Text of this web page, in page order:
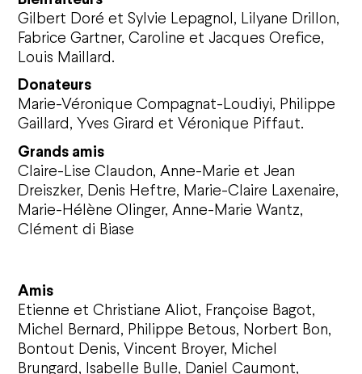
Gilbert Doré et Sylvie Lepagnol, Lilyane Drillon,
Fabrice Gartner, Caroline et Jacques Orefice,
Louis Maillard.
Donateurs
Marie-Véronique Compagnat-Loudiyi, Philippe
Gaillard, Yves Girard et Véronique Piffaut.
Grands amis
Claire-Lise Claudon, Anne-Marie et Jean
Dreiszker, Denis Heftre, Marie-Claire Laxenaire,
Marie-Hélène Olinger, Anne-Marie Wantz,
Clément di Biase
Amis
Etienne et Christiane Aliot, Françoise Bagot,
Michel Bernard, Philippe Betous, Norbert Bon,
Bontout Denis, Vincent Broyer, Michel
Brungard, Isabelle Bulle, Daniel Caumont,